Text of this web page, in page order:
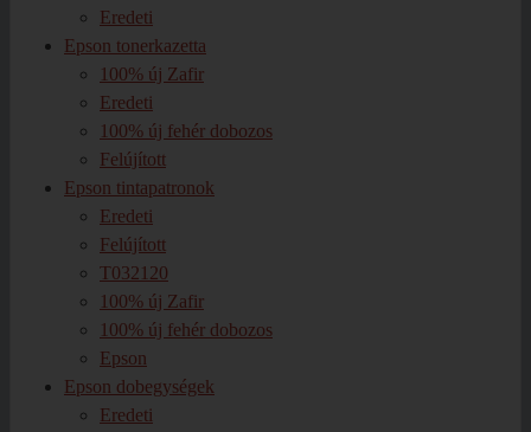
Eredeti
Epson tonerkazetta
100% új Zafir
Eredeti
100% új fehér dobozos
Felújított
Epson tintapatronok
Eredeti
Felújított
T032120
100% új Zafir
100% új fehér dobozos
Epson
Epson dobegységek
Eredeti